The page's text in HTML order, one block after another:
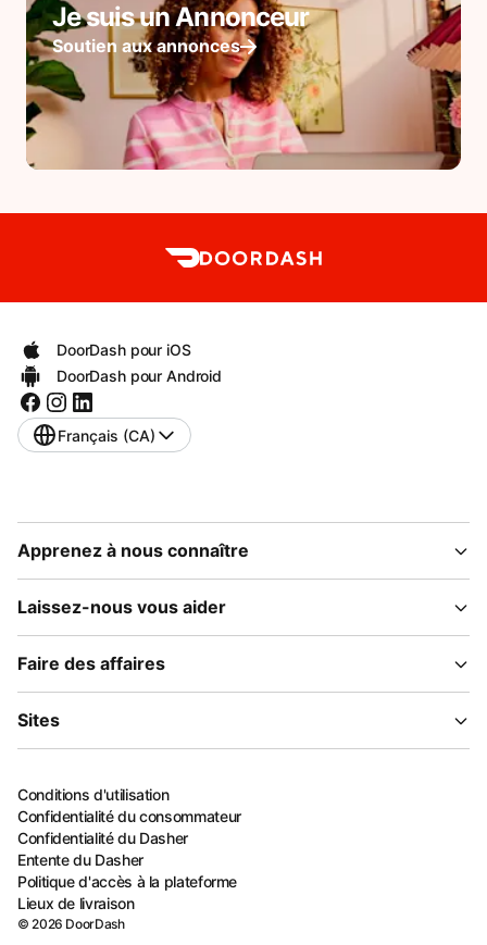
Je suis un Annonceur
Soutien aux annonces
DoorDash pour iOS
DoorDash pour Android
Français (CA)
Apprenez à nous connaître
Laissez-nous vous aider
Faire des affaires
Sites
Conditions d'utilisation
Confidentialité du consommateur
Confidentialité du Dasher
Entente du Dasher
Politique d'accès à la plateforme
Lieux de livraison
©2026 DoorDash